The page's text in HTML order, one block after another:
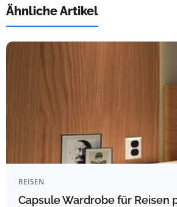
Ähnliche Artikel
REISEN
Capsule Wardrobe für Reisen